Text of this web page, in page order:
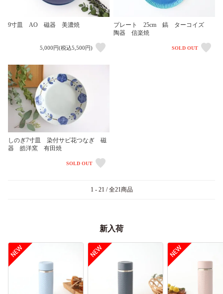
9寸皿 AO 磁器 美濃焼
5,000円(税込5,500円)
プレート 25cm 鎬 ターコイズ
陶器 信楽焼
SOLD OUT
しのぎ7寸皿 染付サビ花つなぎ 磁
器 皓洋窯 有田焼
SOLD OUT
1 - 21 / 全21商品
新入荷